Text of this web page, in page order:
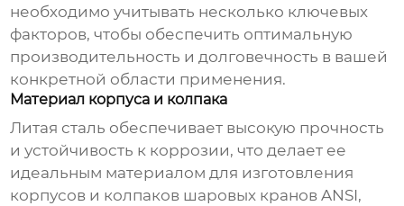
необходимо учитывать несколько ключевых
факторов, чтобы обеспечить оптимальную
производительность и долговечность в вашей
конкретной области применения.
Материал корпуса и колпака
Литая сталь обеспечивает высокую прочность
и устойчивость к коррозии, что делает ее
идеальным материалом для изготовления
корпусов и колпаков шаровых кранов ANSI,